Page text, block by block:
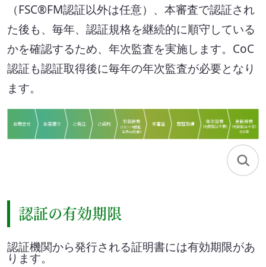
（FSC®FM認証以外は任意）、本審査で認証され
た後も、毎年、認証規格を継続的に順守している
かを確認するため、年次監査を実施します。CoC
認証も認証取得後に毎年の年次監査が必要となり
ます。
認証の有効期限
認証機関から発行される証明書には有効期限があ
ります。